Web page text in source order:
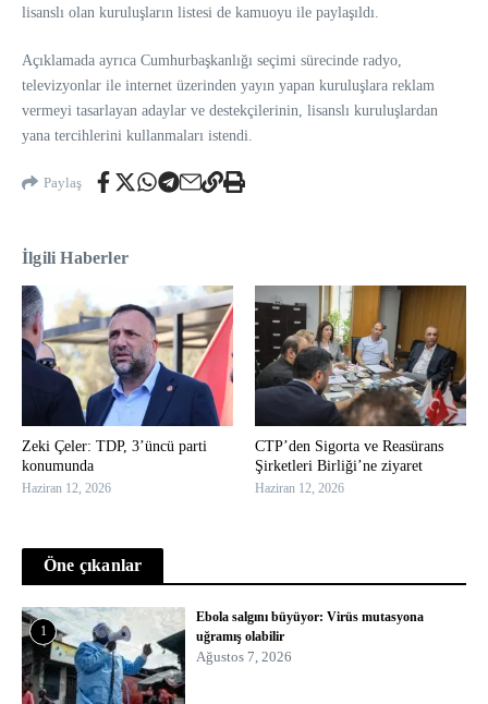
lisanslı olan kuruluşların listesi de kamuoyu ile paylaşıldı.
Açıklamada ayrıca Cumhurbaşkanlığı seçimi sürecinde radyo,
televizyonlar ile internet üzerinden yayın yapan kuruluşlara reklam
vermeyi tasarlayan adaylar ve destekçilerinin, lisanslı kuruluşlardan
yana tercihlerini kullanmaları istendi.
Paylaş
İlgili Haberler
Zeki Çeler: TDP, 3’üncü parti
konumunda
Haziran 12, 2026
CTP’den Sigorta ve Reasürans
Şirketleri Birliği’ne ziyaret
Haziran 12, 2026
Öne çıkanlar
1
Ebola salgını büyüyor: Virüs mutasyona
uğramış olabilir
Ağustos 7, 2026